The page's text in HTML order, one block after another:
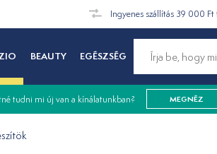
Ingyenes szállítás 39 000
BEAUTY EGÉSZSÉG
tudni mi új van a kínálatunkban? MEGNÉZ